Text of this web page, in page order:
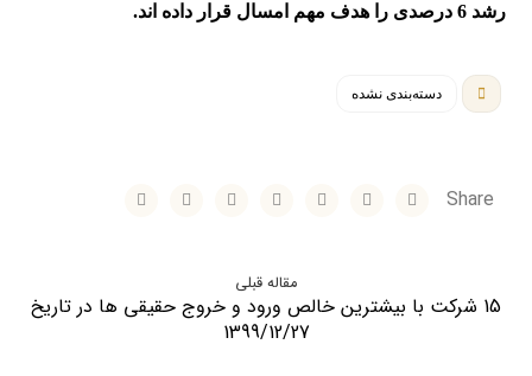
رشد 6 درصدی را هدف مهم امسال قرار داده اند.
دسته‌بندی نشده
مقاله قبلی
15 شرکت با بیشترین خالص ورود و خروج حقیقی ها در تاریخ
1399/12/27